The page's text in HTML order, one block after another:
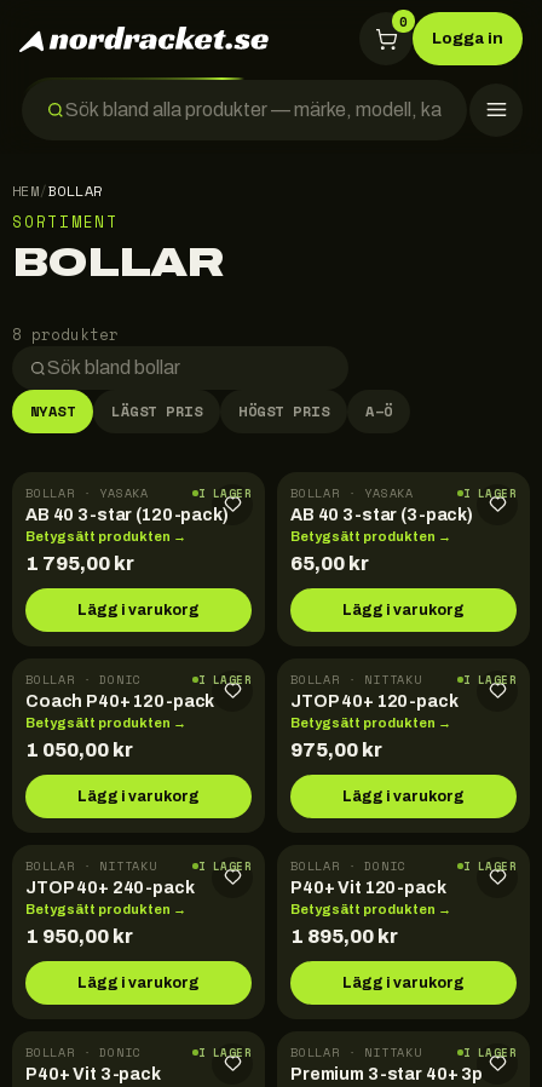
0
Logga in
HEM/BOLLAR
SORTIMENT
BOLLAR
8 produkter
NYAST LÄGST PRIS HÖGST PRIS A–Ö
BOLLAR · YASAKA I LAGER
AB 40 3-star (120-pack)
Betygsätt produkten →
1 795,00 kr
Lägg i varukorg
BOLLAR · YASAKA I LAGER
AB 40 3-star (3-pack)
Betygsätt produkten →
65,00 kr
Lägg i varukorg
BOLLAR · DONIC I LAGER
Coach P40+ 120-pack
Betygsätt produkten →
1 050,00 kr
Lägg i varukorg
BOLLAR · NITTAKU I LAGER
JTOP 40+ 120-pack
Betygsätt produkten →
975,00 kr
Lägg i varukorg
BOLLAR · NITTAKU I LAGER
JTOP 40+ 240-pack
Betygsätt produkten →
1 950,00 kr
Lägg i varukorg
BOLLAR · DONIC I LAGER
P40+ Vit 120-pack
Betygsätt produkten →
1 895,00 kr
Lägg i varukorg
BOLLAR · DONIC I LAGER
P40+ Vit 3-pack
BOLLAR · NITTAKU I LAGER
Premium 3-star 40+ 3p